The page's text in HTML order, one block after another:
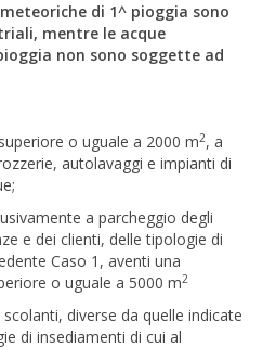
di 1^ pioggia sono
mentre le acque
non sono soggette ad
o uguale a 2000 m2, a
autolavaggi e impianti di
a parcheggio degli
e dei clienti, delle tipologie di
Caso 1, aventi una
o uguale a 5000 m2
diverse da quelle indicate
di insediamenti di cui al